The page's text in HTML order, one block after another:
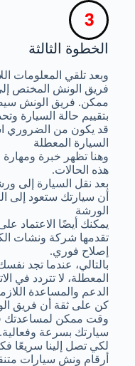
الخطوة الثالثة
وبعد تلقي المعلومات
فريق الونش المختص
ممكن. فريق الونش
بتقييم حالة السيارة
قد يكون من الضروري
السيارة المعطلة
وهنا تظهر خبرة
هذه الحالات.
بعد نقل السيارة إلى
أن سيارتك ستعود إلى
الورشة
يمكنك أيضًا الاعتماد
تقدمها شركة ونشات
إصلاح فوري.
بالتالي، عندما تجد
المعطلة، لا تتردد في
الدعم والمساعدة
كن على ثقة أن فريق
وقت ممكن لمساعدتك
سيارتك بسرعة وفعالية.
لكي تصل إلينا سريعًا
أرقام ونش سيارات